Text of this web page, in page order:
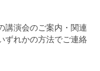
講演会のご案内・関連
ずれかの方法でご連絡